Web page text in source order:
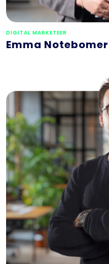
DIGITAL MARKETEER
Emma Notebomer